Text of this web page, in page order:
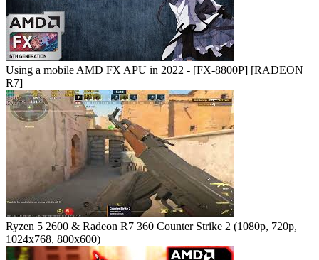
Using a mobile AMD FX APU in 2022 - [FX-8800P] [RADEON
R7]
Ryzen 5 2600 & Radeon R7 360 Counter Strike 2 (1080p, 720p,
1024x768, 800x600)